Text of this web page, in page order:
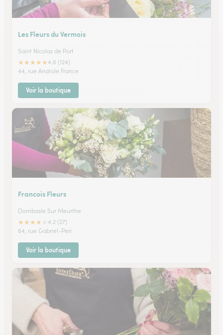
Les Fleurs du Vermois
Saint Nicolas de Port
★★★★★4.6 (124)
44, rue Anatole France
Voir la boutique
Francois Fleurs
Dombasle Sur Meurthe
★★★★
4.2 (27)
64, rue Gabriel-Peri
Voir la boutique